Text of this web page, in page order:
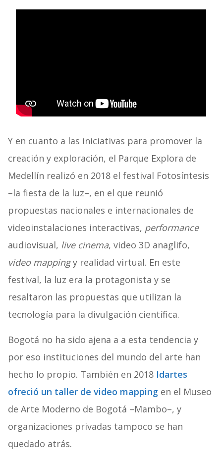
Y en cuanto a las iniciativas para promover la
creación y exploración, el Parque Explora de
Medellín realizó en 2018 el festival Fotosíntesis
–la fiesta de la luz–, en el que reunió
propuestas nacionales e internacionales de
videoinstalaciones interactivas, performance
audiovisual, live cinema, video 3D anaglifo,
video mappingy realidad virtual. En este
festival, la luz era la protagonista y se
resaltaron las propuestas que utilizan la
tecnología para la divulgación científica.
Bogotá no ha sido ajena a a esta tendencia y
por eso instituciones del mundo del arte han
hecho lo propio. También en 2018Idartes
ofreció un taller de video mappingen el Museo
de Arte Moderno de Bogotá –Mambo–, y
organizaciones privadas tampoco se han
quedado atrás.